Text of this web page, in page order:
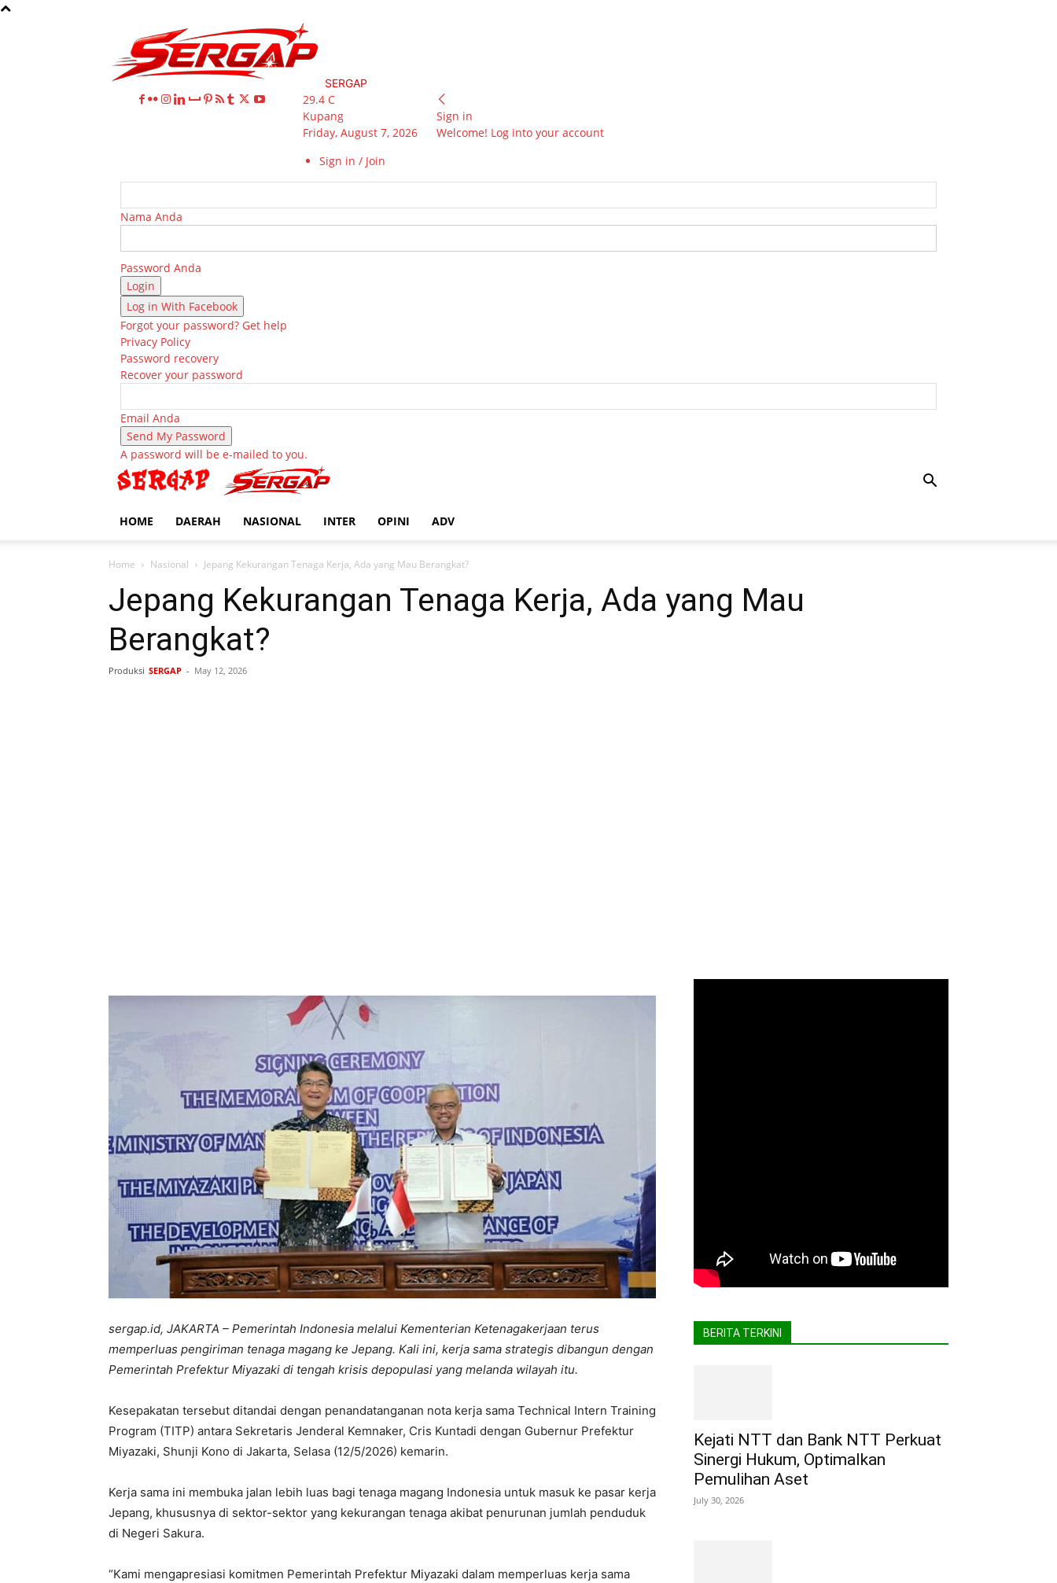
SERGAP
29.4 C
Kupang
Friday, August 7, 2026
Sign in / Join
Sign in
Welcome! Log into your account
Nama Anda
Password Anda
Log in With Facebook
Forgot your password? Get help
Privacy Policy
Password recovery
Recover your password
Email Anda
A password will be e-mailed to you.
HOME DAERAH NASIONAL INTER OPINI ADV
Home Nasional Jepang Kekurangan Tenaga Kerja, Ada yang Mau Berangkat?
Jepang Kekurangan Tenaga Kerja, Ada yang Mau
Berangkat?
Produksi SERGAP - May 12, 2026
sergap.id, JAKARTA – Pemerintah Indonesia melalui Kementerian Ketenagakerjaan terus
memperluas pengiriman tenaga magang ke Jepang. Kali ini, kerja sama strategis dibangun dengan
Pemerintah Prefektur Miyazaki di tengah krisis depopulasi yang melanda wilayah itu.
Kesepakatan tersebut ditandai dengan penandatanganan nota kerja sama Technical Intern Training
Program (TITP) antara Sekretaris Jenderal Kemnaker, Cris Kuntadi dengan Gubernur Prefektur
Miyazaki, Shunji Kono di Jakarta, Selasa (12/5/2026) kemarin.
Kerja sama ini membuka jalan lebih luas bagi tenaga magang Indonesia untuk masuk ke pasar kerja
Jepang, khususnya di sektor-sektor yang kekurangan tenaga akibat penurunan jumlah penduduk
di Negeri Sakura.
“Kami mengapresiasi komitmen Pemerintah Prefektur Miyazaki dalam memperluas kerja sama
BERITA TERKINI
Kejati NTT dan Bank NTT Perkuat
Sinergi Hukum, Optimalkan
Pemulihan Aset
July 30, 2026